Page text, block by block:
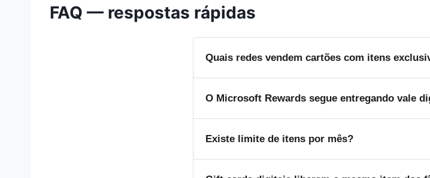
FAQ — respostas rápidas
Quais redes vendem cartões com itens
diferentes a cada mês.
O Microsoft Rewards segue entregando vale
volta sem horário fixo, exigindo visita diária ao app.
Existe limite de itens por mês?